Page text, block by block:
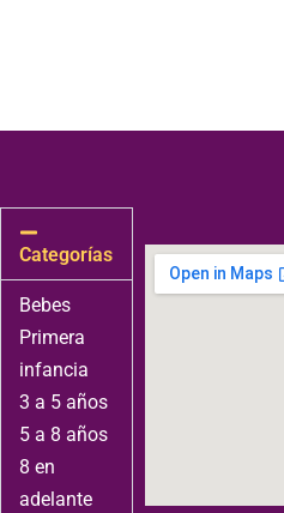
Categorías
Bebes
Primera
infancia
3 a 5 años
5 a 8 años
8 en
adelante